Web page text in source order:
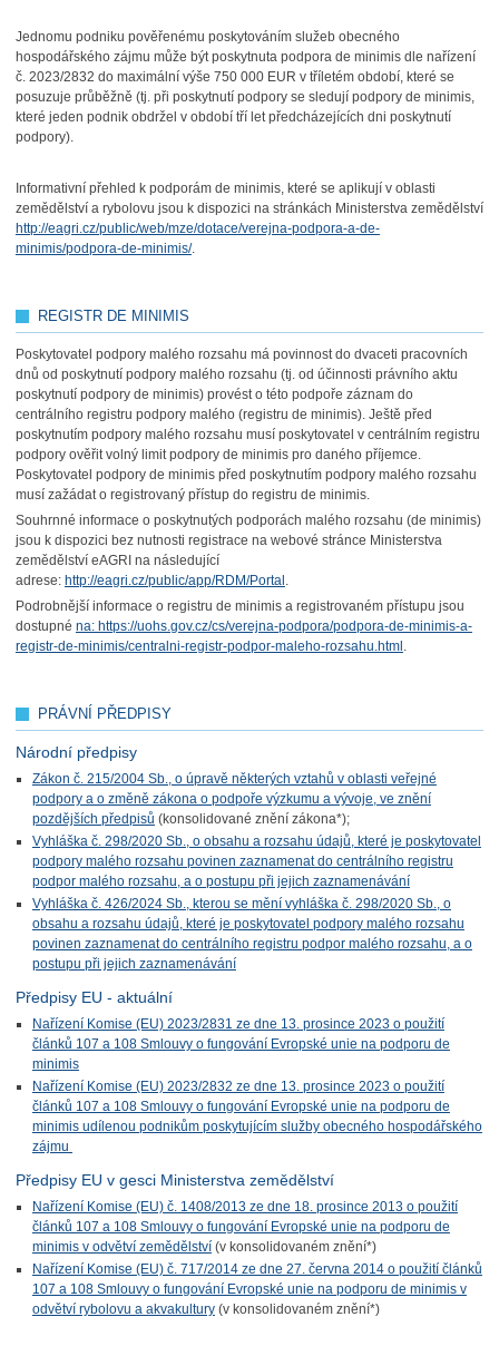
Jednomu podniku pověřenému poskytováním služeb obecného
hospodářského zájmu může být poskytnuta podpora de minimis dle nařízení
č. 2023/2832 do maximální výše 750 000 EUR v tříletém období, které se
posuzuje průběžně (tj. při poskytnutí podpory se sledují podpory de minimis,
které jeden podnik obdržel v období tří let předcházejících dni poskytnutí
podpory).
Informativní přehled k podporám de minimis, které se aplikují v oblasti
zemědělství a rybolovu jsou k dispozici na stránkách Ministerstva zemědělství
http://eagri.cz/public/web/mze/dotace/verejna-podpora-a-de-
minimis/podpora-de-minimis/.
REGISTR DE MINIMIS
Poskytovatel podpory malého rozsahu má povinnost do dvaceti pracovních
dnů od poskytnutí podpory malého rozsahu (tj. od účinnosti právního aktu
poskytnutí podpory de minimis) provést o této podpoře záznam do
centrálního registru podpory malého (registru de minimis). Ještě před
poskytnutím podpory malého rozsahu musí poskytovatel v centrálním registru
podpory ověřit volný limit podpory de minimis pro daného příjemce.
Poskytovatel podpory de minimis před poskytnutím podpory malého rozsahu
musí zažádat o registrovaný přístup do registru de minimis.
Souhrnné informace o poskytnutých podporách malého rozsahu (de minimis)
jsou k dispozici bez nutnosti registrace na webové stránce Ministerstva
zemědělství eAGRI na následující
adrese: http://eagri.cz/public/app/RDM/Portal .
Podrobnější informace o registru de minimis a registrovaném přístupu jsou
dostupné na: https://uohs.gov.cz/cs/verejna-podpora/podpora-de-minimis-a-
registr-de-minimis/centralni-registr-podpor-maleho-rozsahu.html .
PRÁVNÍ PŘEDPISY
Národní předpisy
Zákon č. 215/2004 Sb., o úpravě některých vztahů v oblasti veřejné
podpory a o změně zákona o podpoře výzkumu a vývoje, ve znění
pozdějších předpisů (konsolidované znění zákona*);
Vyhláška č. 298/2020 Sb., o obsahu a rozsahu údajů, které je poskytovatel
podpory malého rozsahu povinen zaznamenat do centrálního registru
podpor malého rozsahu, a o postupu při jejich zaznamenávání
Vyhláška č. 426/2024 Sb., kterou se mění vyhláška č. 298/2020 Sb., o
obsahu a rozsahu údajů, které je poskytovatel podpory malého rozsahu
povinen zaznamenat do centrálního registru podpor malého rozsahu, a o
postupu při jejich zaznamenávání
Předpisy EU - aktuální
Nařízení Komise (EU) 2023/2831 ze dne 13. prosince 2023 o použití
článků 107 a 108 Smlouvy o fungování Evropské unie na podporu de
minimis
Nařízení Komise (EU) 2023/2832 ze dne 13. prosince 2023 o použití
článků 107 a 108 Smlouvy o fungování Evropské unie na podporu de
minimis udílenou podnikům poskytujícím služby obecného hospodářského
zájmu
Předpisy EU v gesci Ministerstva zemědělství
Nařízení Komise (EU) č. 1408/2013 ze dne 18. prosince 2013 o použití
článků 107 a 108 Smlouvy o fungování Evropské unie na podporu de
minimis v odvětví zemědělství (v konsolidovaném znění*)
Nařízení Komise (EU) č. 717/2014 ze dne 27. června 2014 o použití článků
107 a 108 Smlouvy o fungování Evropské unie na podporu de minimis v
odvětví rybolovu a akvakultury (v konsolidovaném znění*)